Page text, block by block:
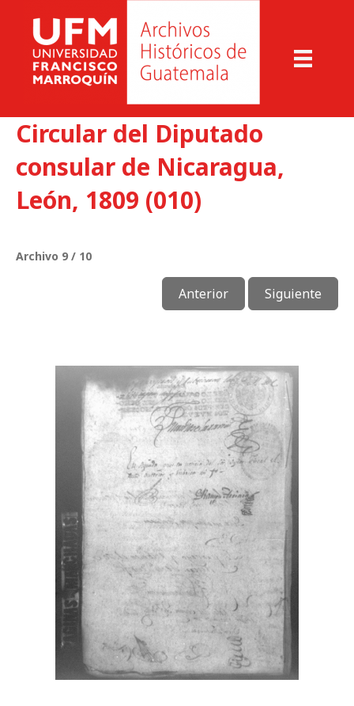
Circular del Diputado
consular de Nicaragua,
León, 1809 (010)
Archivo 9 / 10
Anterior Siguiente